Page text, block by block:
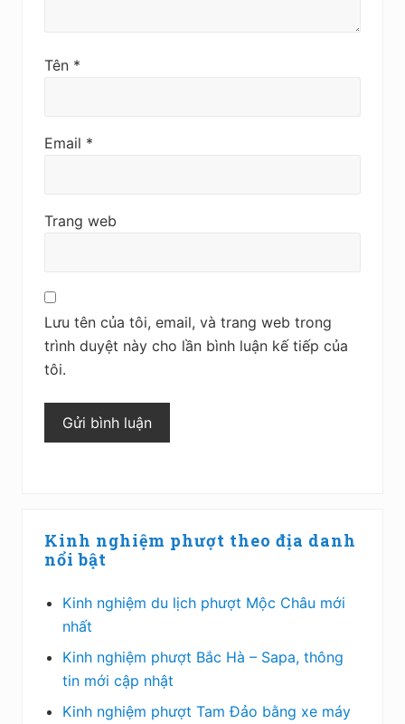
Tên *
Email *
Trang web
Lưu tên của tôi, email, và trang web trong
trình duyệt này cho lần bình luận kế tiếp của
tôi.
Sidebar
chính
Kinh nghiệm phượt theo địa danh
nổi bật
Kinh nghiệm du lịch phượt Mộc Châu mới
nhất
Kinh nghiệm phượt Bắc Hà – Sapa, thông
tin mới cập nhật
Kinh nghiệm phượt Tam Đảo bằng xe máy